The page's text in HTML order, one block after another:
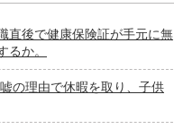
直後で健康保険証が手元に無
るか。
の理由で休暇を取り、子供